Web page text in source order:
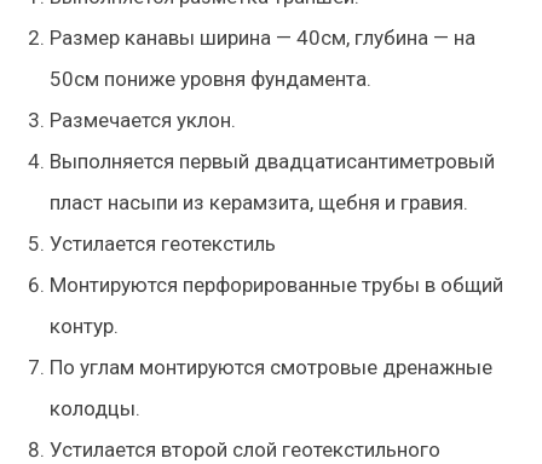
Размер канавы ширина — 40см, глубина — на
50см пониже уровня фундамента.
Размечается уклон.
Выполняется первый двадцатисантиметровый
пласт насыпи из керамзита, щебня и гравия.
Устилается геотекстиль
Монтируются перфорированные трубы в общий
контур.
По углам монтируются смотровые дренажные
колодцы.
Устилается второй слой геотекстильного